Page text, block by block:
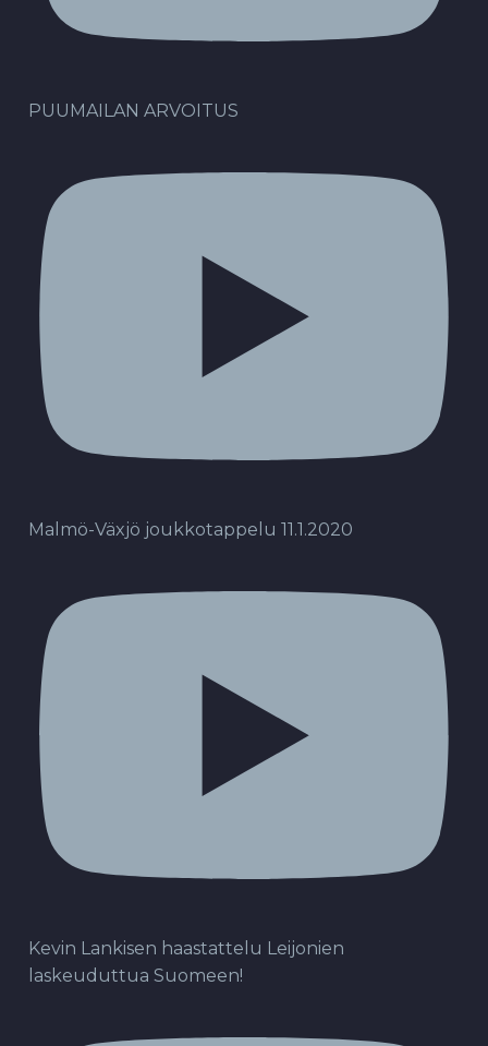
PUUMAILAN ARVOITUS
Malmö-Växjö joukkotappelu 11.1.2020
Kevin Lankisen haastattelu Leijonien
laskeuduttua Suomeen!